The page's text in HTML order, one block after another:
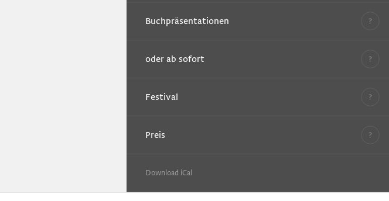
Buchpräsentationen
oder ab sofort
Festival
Preis
Download iCal